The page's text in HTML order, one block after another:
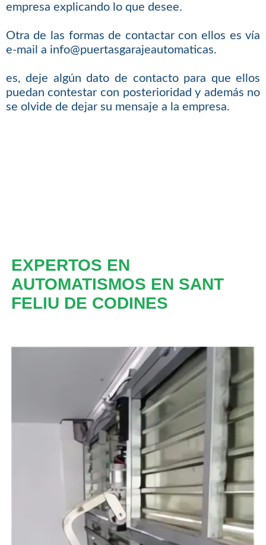
empresa explicando lo que desee.
Otra de las formas de contactar con ellos es vía
e-mail a info@puertasgarajeautomaticas.
es, deje algún dato de contacto para que ellos
puedan contestar con posterioridad y además no
se olvide de dejar su mensaje a la empresa.
EXPERTOS EN
AUTOMATISMOS EN SANT
FELIU DE CODINES